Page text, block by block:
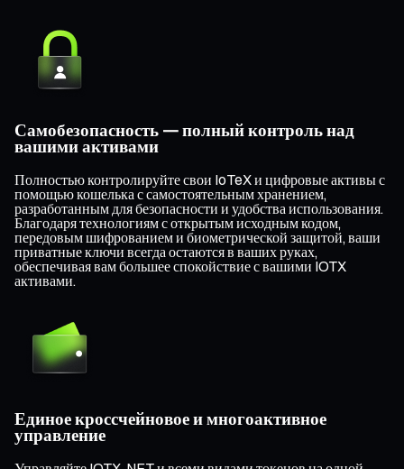
Самобезопасность — полный контроль над
вашими активами
Полностью контролируйте свои IoTeX и цифровые активы с
помощью кошелька с самостоятельным хранением,
разработанным для безопасности и удобства использования.
Благодаря технологиям с открытым исходным кодом,
передовым шифрованием и биометрической защитой, ваши
приватные ключи всегда остаются в ваших руках,
обеспечивая вам большее спокойствие с вашими IOTX
активами.
Единое кроссчейновое и многоактивное
управление